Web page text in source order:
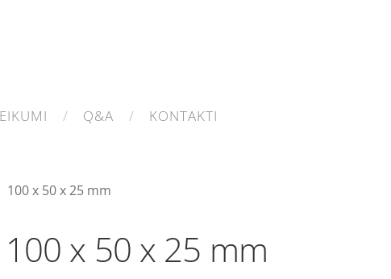
Q&A KONTAKTI
100 x 50 x 25 mm
100 x 50 x 25 mm